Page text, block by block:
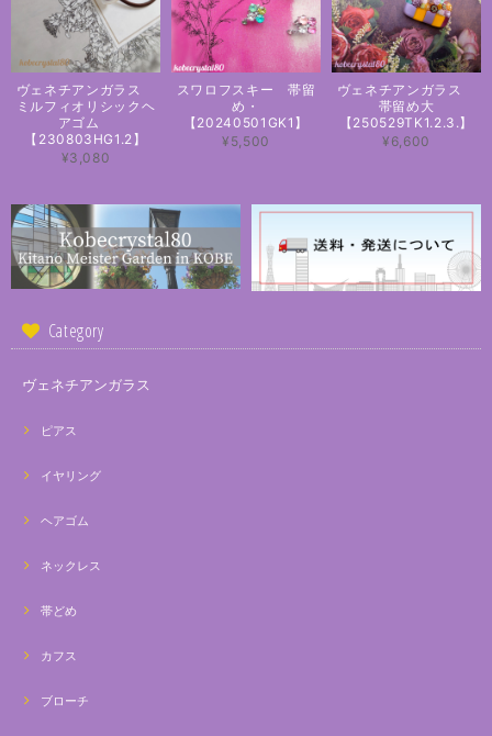
ヴェネチアンガラス
ミルフィオリシックヘ
アゴム
【230803HG1.2】
¥3,080
スワロフスキー 帯留
め・
【20240501GK1】
¥5,500
ヴェネチアンガラス
帯留め大
【250529TK1.2.3.】
¥6,600
Category
ヴェネチアンガラス
ピアス
イヤリング
ヘアゴム
ネックレス
帯どめ
カフス
ブローチ